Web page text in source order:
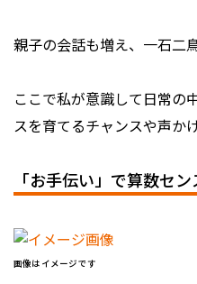
親子の会話も増え、一石二鳥
ここで私が意識して日常の
スを育てるチャンスや声か
「お手伝い」で算数セ
画像はイメージです